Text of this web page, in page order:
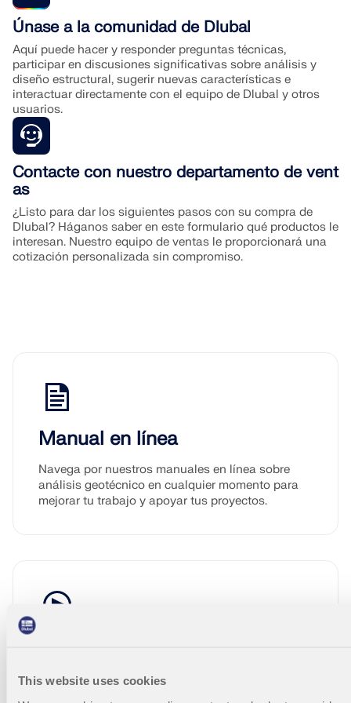
This website uses cookies
modelos de material de suelo realistas y no
lineales (como Mohr-Coulomb) para predecir con
precisión el asentamiento y las reacciones del
suelo bajo cargas variables.
endurecimiento del suelo bajo cargas variables.
Hoek-Brown: Diseñado específicamente para
capturar el comportamiento plástico complejo de
las masas rocosas.
Descarga de la versión de prueba completa de 90
días
cuenta de manera relativamente fácil como cargas
sólidas.
Puede encontrar más información aquí:
Sección de preguntas frecuentes
Únase a la comunidad de Dlubal
Aquí puede hacer y responder preguntas técnicas,
participar en discusiones significativas sobre análisis y
diseño estructural, sugerir nuevas características e
interactuar directamente con el equipo de Dlubal y otros
usuarios.
Contacte con nuestro departamento de vent
as
¿Listo para dar los siguientes pasos con su compra de
Dlubal? Háganos saber en este formulario qué productos le
interesan. Nuestro equipo de ventas le proporcionará una
cotización personalizada sin compromiso.
Manual en línea
Navega por nuestros manuales en línea sobre
análisis geotécnico en cualquier momento para
mejorar tu trabajo y apoyar tus proyectos.
Explore videos esenciales centrados en el